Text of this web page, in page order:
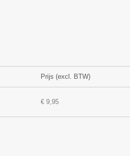
Prijs (excl. BTW)
€ 9,95